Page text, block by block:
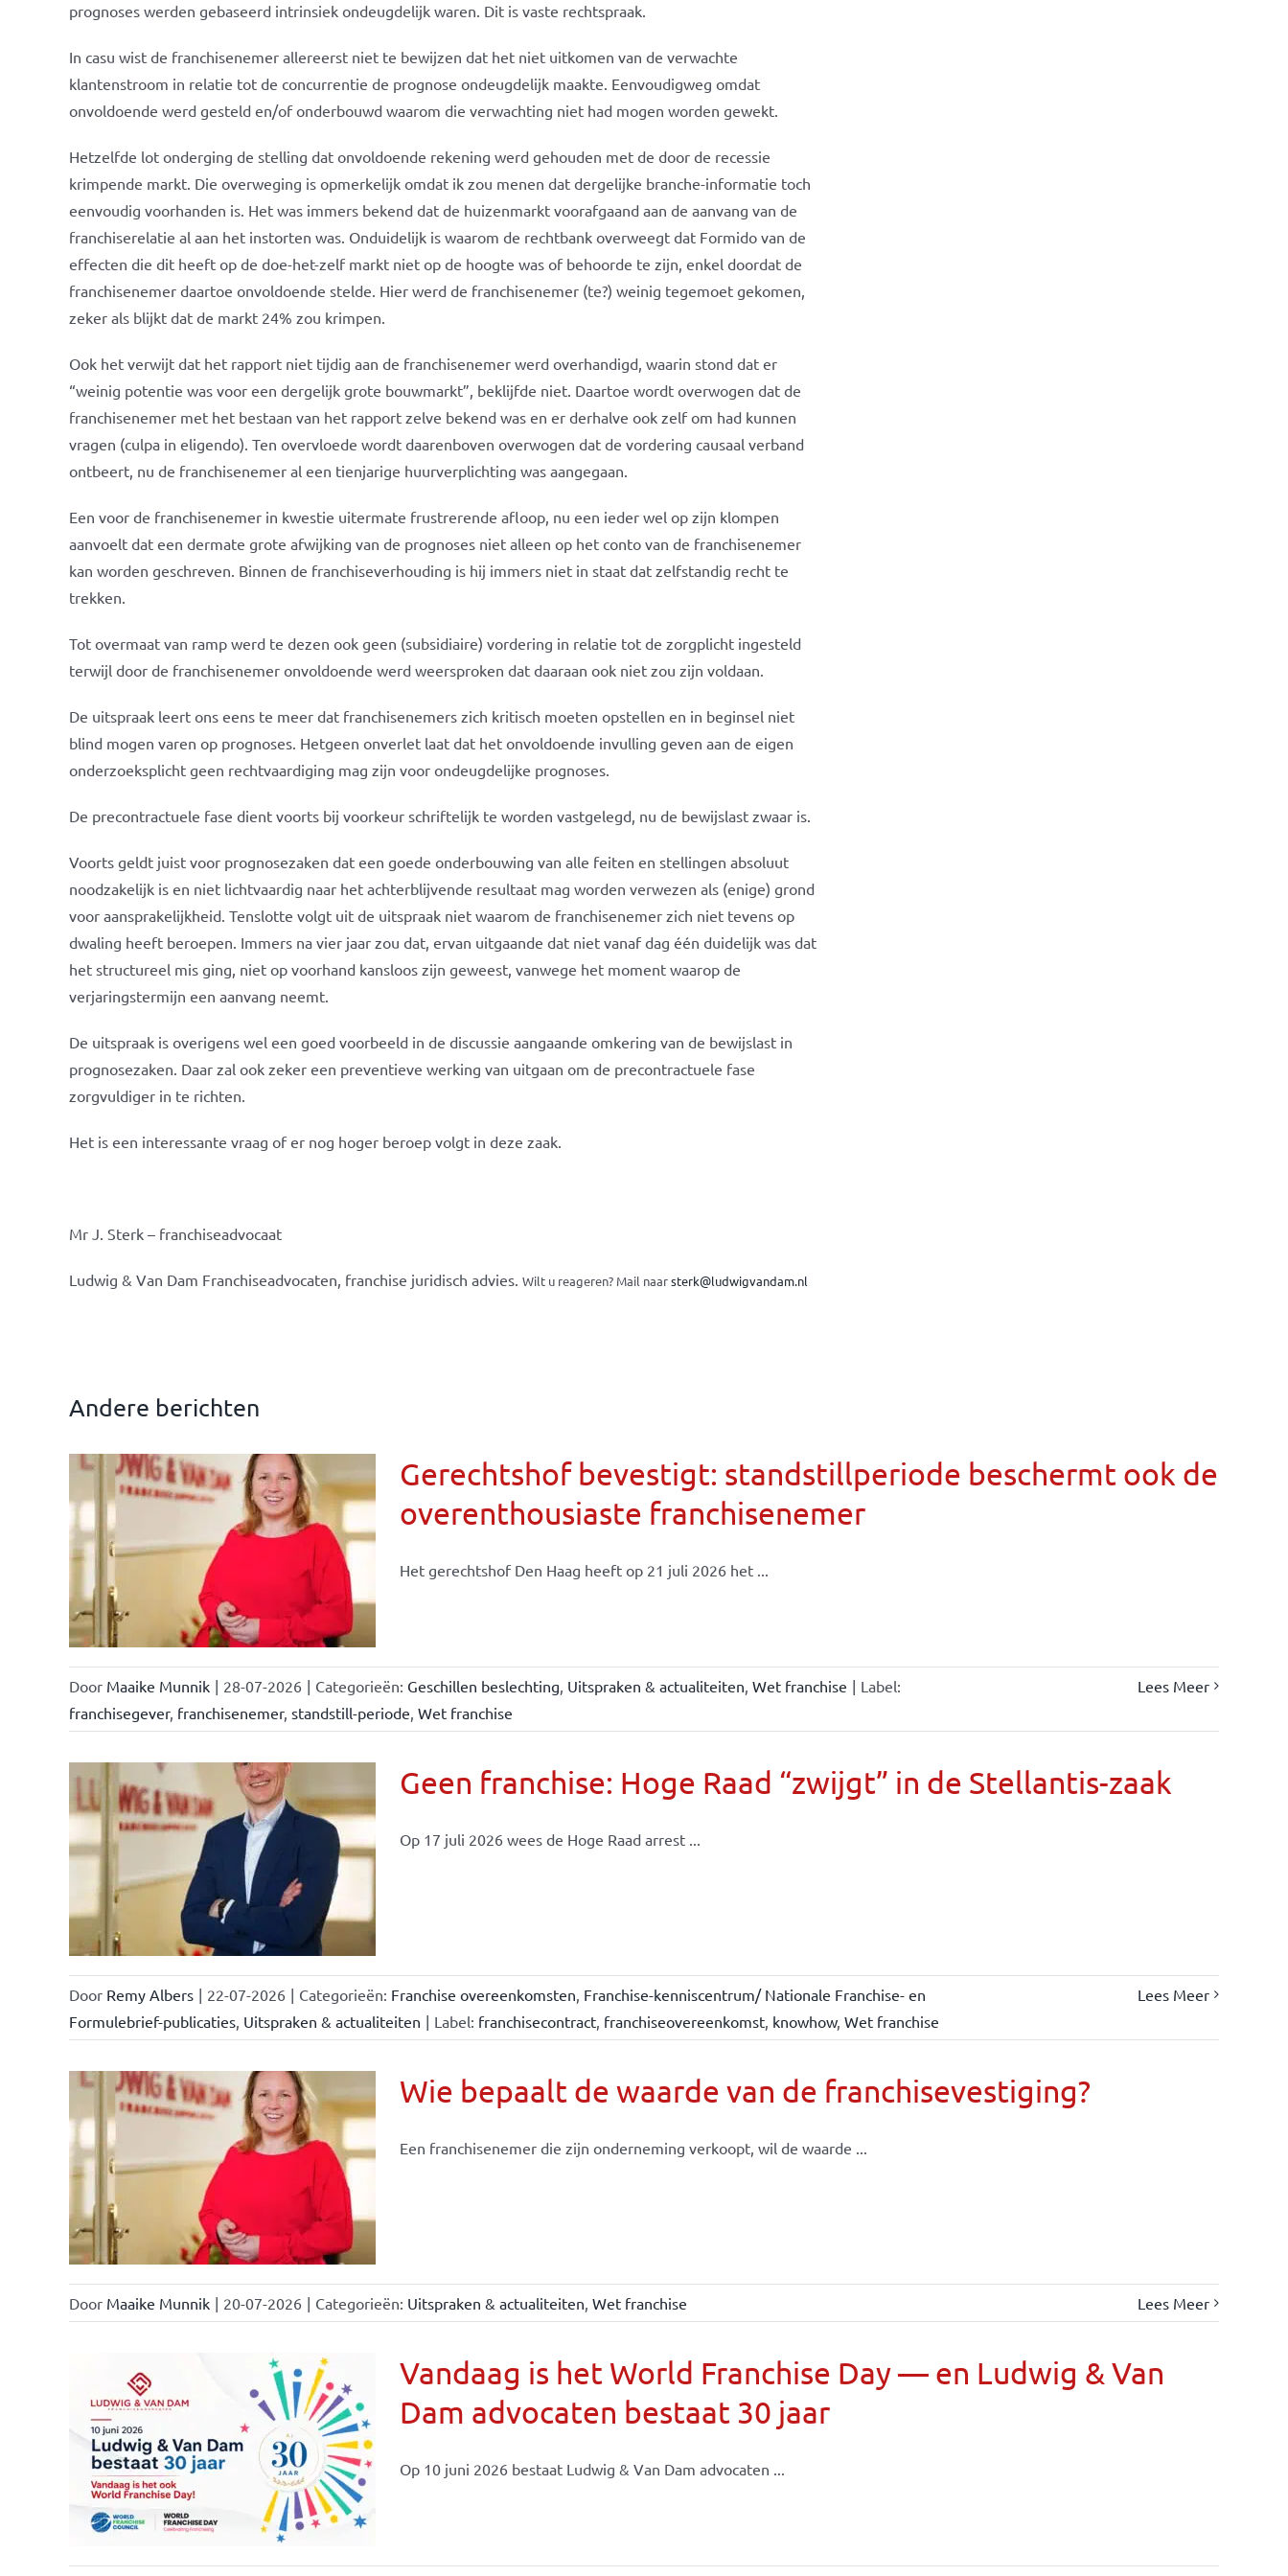
prognoses werden gebaseerd intrinsiek ondeugdelijk waren. Dit is vaste rechtspraak.
In casu wist de franchisenemer allereerst niet te bewijzen dat het niet uitkomen van de verwachte
klantenstroom in relatie tot de concurrentie de prognose ondeugdelijk maakte. Eenvoudigweg omdat
onvoldoende werd gesteld en/of onderbouwd waarom die verwachting niet had mogen worden gewekt.
Hetzelfde lot onderging de stelling dat onvoldoende rekening werd gehouden met de door de recessie
krimpende markt. Die overweging is opmerkelijk omdat ik zou menen dat dergelijke branche-informatie toch
eenvoudig voorhanden is. Het was immers bekend dat de huizenmarkt voorafgaand aan de aanvang van de
franchiserelatie al aan het instorten was. Onduidelijk is waarom de rechtbank overweegt dat Formido van de
effecten die dit heeft op de doe-het-zelf markt niet op de hoogte was of behoorde te zijn, enkel doordat de
franchisenemer daartoe onvoldoende stelde. Hier werd de franchisenemer (te?) weinig tegemoet gekomen,
zeker als blijkt dat de markt 24% zou krimpen.
Ook het verwijt dat het rapport niet tijdig aan de franchisenemer werd overhandigd, waarin stond dat er
“weinig potentie was voor een dergelijk grote bouwmarkt”, beklijfde niet. Daartoe wordt overwogen dat de
franchisenemer met het bestaan van het rapport zelve bekend was en er derhalve ook zelf om had kunnen
vragen (culpa in eligendo). Ten overvloede wordt daarenboven overwogen dat de vordering causaal verband
ontbeert, nu de franchisenemer al een tienjarige huurverplichting was aangegaan.
Een voor de franchisenemer in kwestie uitermate frustrerende afloop, nu een ieder wel op zijn klompen
aanvoelt dat een dermate grote afwijking van de prognoses niet alleen op het conto van de franchisenemer
kan worden geschreven. Binnen de franchiseverhouding is hij immers niet in staat dat zelfstandig recht te
trekken.
Tot overmaat van ramp werd te dezen ook geen (subsidiaire) vordering in relatie tot de zorgplicht ingesteld
terwijl door de franchisenemer onvoldoende werd weersproken dat daaraan ook niet zou zijn voldaan.
De uitspraak leert ons eens te meer dat franchisenemers zich kritisch moeten opstellen en in beginsel niet
blind mogen varen op prognoses. Hetgeen onverlet laat dat het onvoldoende invulling geven aan de eigen
onderzoeksplicht geen rechtvaardiging mag zijn voor ondeugdelijke prognoses.
De precontractuele fase dient voorts bij voorkeur schriftelijk te worden vastgelegd, nu de bewijslast zwaar is.
Voorts geldt juist voor prognosezaken dat een goede onderbouwing van alle feiten en stellingen absoluut
noodzakelijk is en niet lichtvaardig naar het achterblijvende resultaat mag worden verwezen als (enige) grond
voor aansprakelijkheid. Tenslotte volgt uit de uitspraak niet waarom de franchisenemer zich niet tevens op
dwaling heeft beroepen. Immers na vier jaar zou dat, ervan uitgaande dat niet vanaf dag één duidelijk was dat
het structureel mis ging, niet op voorhand kansloos zijn geweest, vanwege het moment waarop de
verjaringstermijn een aanvang neemt.
De uitspraak is overigens wel een goed voorbeeld in de discussie aangaande omkering van de bewijslast in
prognosezaken. Daar zal ook zeker een preventieve werking van uitgaan om de precontractuele fase
zorgvuldiger in te richten.
Het is een interessante vraag of er nog hoger beroep volgt in deze zaak.
Mr J. Sterk – franchiseadvocaat
Ludwig & Van Dam Franchiseadvocaten, franchise juridisch advies. Wilt u reageren? Mail naarsterk@ludwigvandam.nl
Andere berichten
Gerechtshof bevestigt: standstillperiode beschermt ook de
overenthousiaste franchisenemer
Het gerechtshof Den Haag heeft op 21 juli 2026 het ...
Door Maaike Munnik | 28-07-2026 | Categorieën: Geschillen beslechting, Uitspraken & actualiteiten, Wet franchise | Label:
franchisegever, franchisenemer, standstill-periode, Wet franchise
Lees Meer
Geen franchise: Hoge Raad “zwijgt” in de Stellantis-zaak
Op 17 juli 2026 wees de Hoge Raad arrest ...
Door Remy Albers | 22-07-2026 | Categorieën: Franchise overeenkomsten, Franchise-kenniscentrum/ Nationale Franchise- en
Formulebrief-publicaties, Uitspraken & actualiteiten | Label: franchisecontract, franchiseovereenkomst, knowhow, Wet franchise
Lees Meer
Wie bepaalt de waarde van de franchisevestiging?
Een franchisenemer die zijn onderneming verkoopt, wil de waarde ...
Door Maaike Munnik | 20-07-2026 | Categorieën: Uitspraken & actualiteiten, Wet franchise Lees Meer
Vandaag is het World Franchise Day — en Ludwig & Van
Dam advocaten bestaat 30 jaar
Op 10 juni 2026 bestaat Ludwig & Van Dam advocaten ...